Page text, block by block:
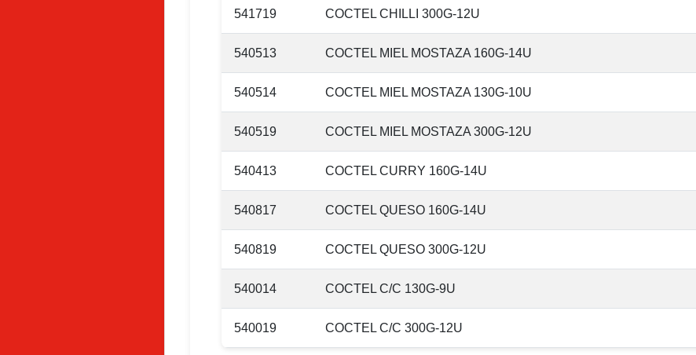
541719 COCTEL CHILLI 300G-12U
540513 COCTEL MIEL MOSTAZA 160G-14U
540514 COCTEL MIEL MOSTAZA 130G-10U
540519 COCTEL MIEL MOSTAZA 300G-12U
540413 COCTEL CURRY 160G-14U
540817 COCTEL QUESO 160G-14U
540819 COCTEL QUESO 300G-12U
540014 COCTEL C/C 130G-9U
540019 COCTEL C/C 300G-12U